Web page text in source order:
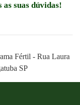
as suas dúvidas!
Fértil - Rua Laura
SP